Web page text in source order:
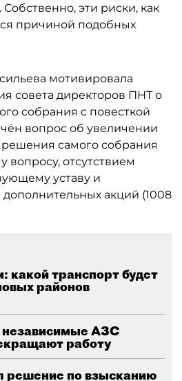
эти риски, как
причиной подобных
мотивировала
совета директоров ПНТ о
собрания с повесткой
вопрос об увеличении
решения самого собрания
вопросу, отсутствием
уставу и
дополнительных акций (1008
какой транспорт будет
районов
независимые АЗС
работу
решение по взысканию